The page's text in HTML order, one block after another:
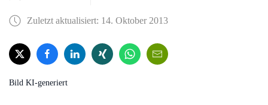
Zuletzt aktualisiert: 14. Oktober 2013
Bild KI-generiert